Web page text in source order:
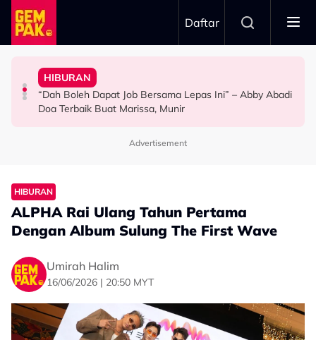
Skip to main content
Daftar
HIBURAN
Bawa Anak Ke Klinik, Syasya Rizal Terkejut Dikenali
Doktor
HIBURAN
“Dah Boleh Dapat Job Bersama Lepas Ini” – Abby Abadi
Doa Terbaik Buat Marissa, Munir
SELEBRITI
Michelle Yeoh Dinobatkan ‘Tokoh Perfileman Asia Tahun
Ini’ Di BIFF
BERITA
Kasihnya Ibu, Ikan Lumba-Lumba Enggan Tinggalkan
Anak Yang Sudah Mati
Advertisement
HIBURAN
ALPHA Rai Ulang Tahun Pertama
Dengan Album Sulung The First Wave
Umirah Halim
16/06/2026 | 20:50 MYT